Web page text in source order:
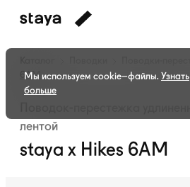
6AM
лентой
staya x Hikes 6AM
Мы используем cookie–файлы. Узнать
больше